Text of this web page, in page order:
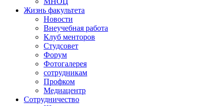
Жизнь факультета
Новости
Внеучебная работа
Клуб менторов
Студсовет
Форум
Фотогалерея
сотрудникам
Профком
Медиацентр
Сотрудничество